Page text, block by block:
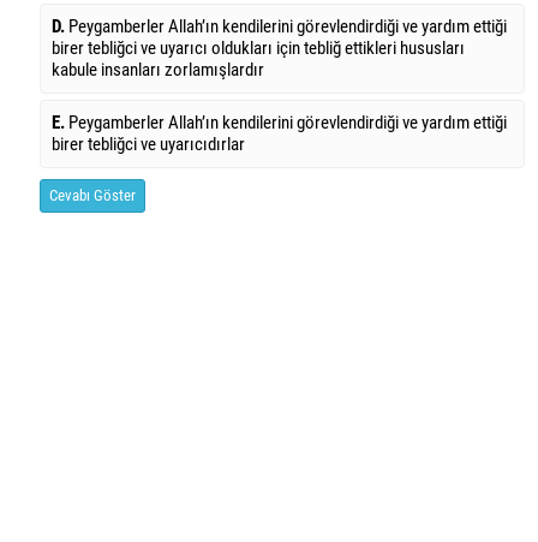
D. Peygamberler Allah’ın kendilerini görevlendirdiği ve yardım ettiği
birer tebliğci ve uyarıcı oldukları için tebliğ ettikleri hususları
kabule insanları zorlamışlardır
E. Peygamberler Allah’ın kendilerini görevlendirdiği ve yardım ettiği
birer tebliğci ve uyarıcıdırlar
Cevabı Göster